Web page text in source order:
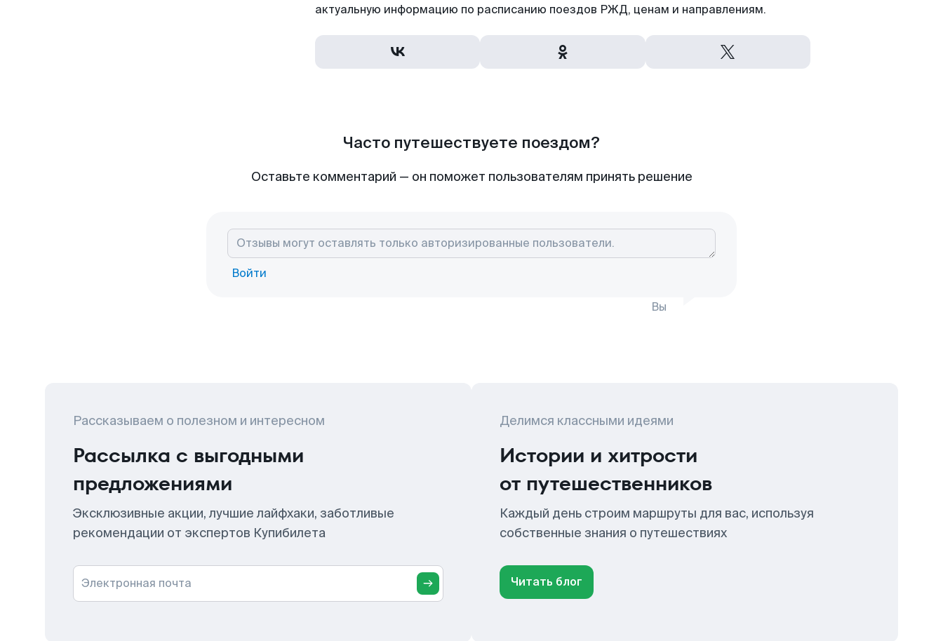
актуальную информацию по расписанию поездов РЖД, ценам и направлениям.
Часто путешествуете поездом?
Оставьте комментарий — он поможет пользователям принять решение
Войти
Вы
Рассказываем о полезном и интересном
Рассылка с выгодными
предложениями
Эксклюзивные акции, лучшие лайфхаки, заботливые
рекомендации от экспертов Купибилета
Электронная почта
Делимся классными идеями
Истории и хитрости
от путешественников
Каждый день строим маршруты для вас, используя
собственные знания о путешествиях
Читать блог